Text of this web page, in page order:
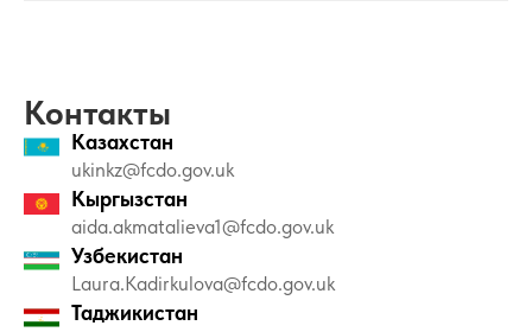
Контакты
Казахстан
ukinkz@fcdo.gov.uk
Кыргызстан
aida.akmatalieva1@fcdo.gov.uk
Узбекистан
Laura.Kadirkulova@fcdo.gov.uk
Таджикистан